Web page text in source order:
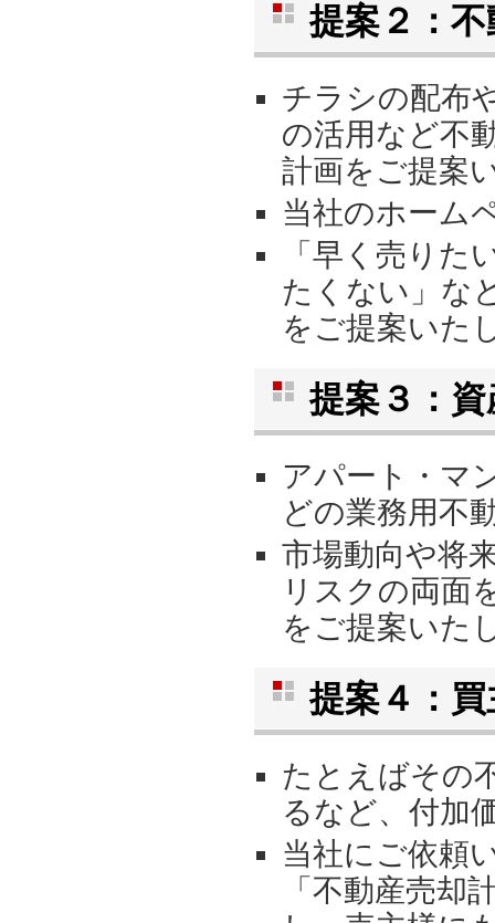
提案２：
チラシの配布
の活用など不
計画をご提案
当社のホーム
「早く売りた
たくない」な
をご提案いた
提案３：
アパート・マ
どの業務用不
市場動向や将
リスクの両面
をご提案いた
提案４：
たとえばその
るなど、付加
当社にご依頼
「不動産売却